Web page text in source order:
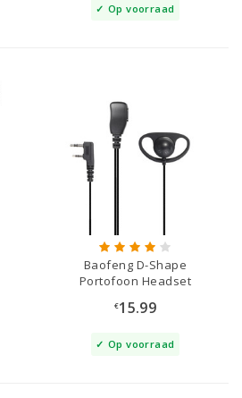
Op voorraad
Baofeng D-Shape
Portofoon Headset
€15.99
Op voorraad